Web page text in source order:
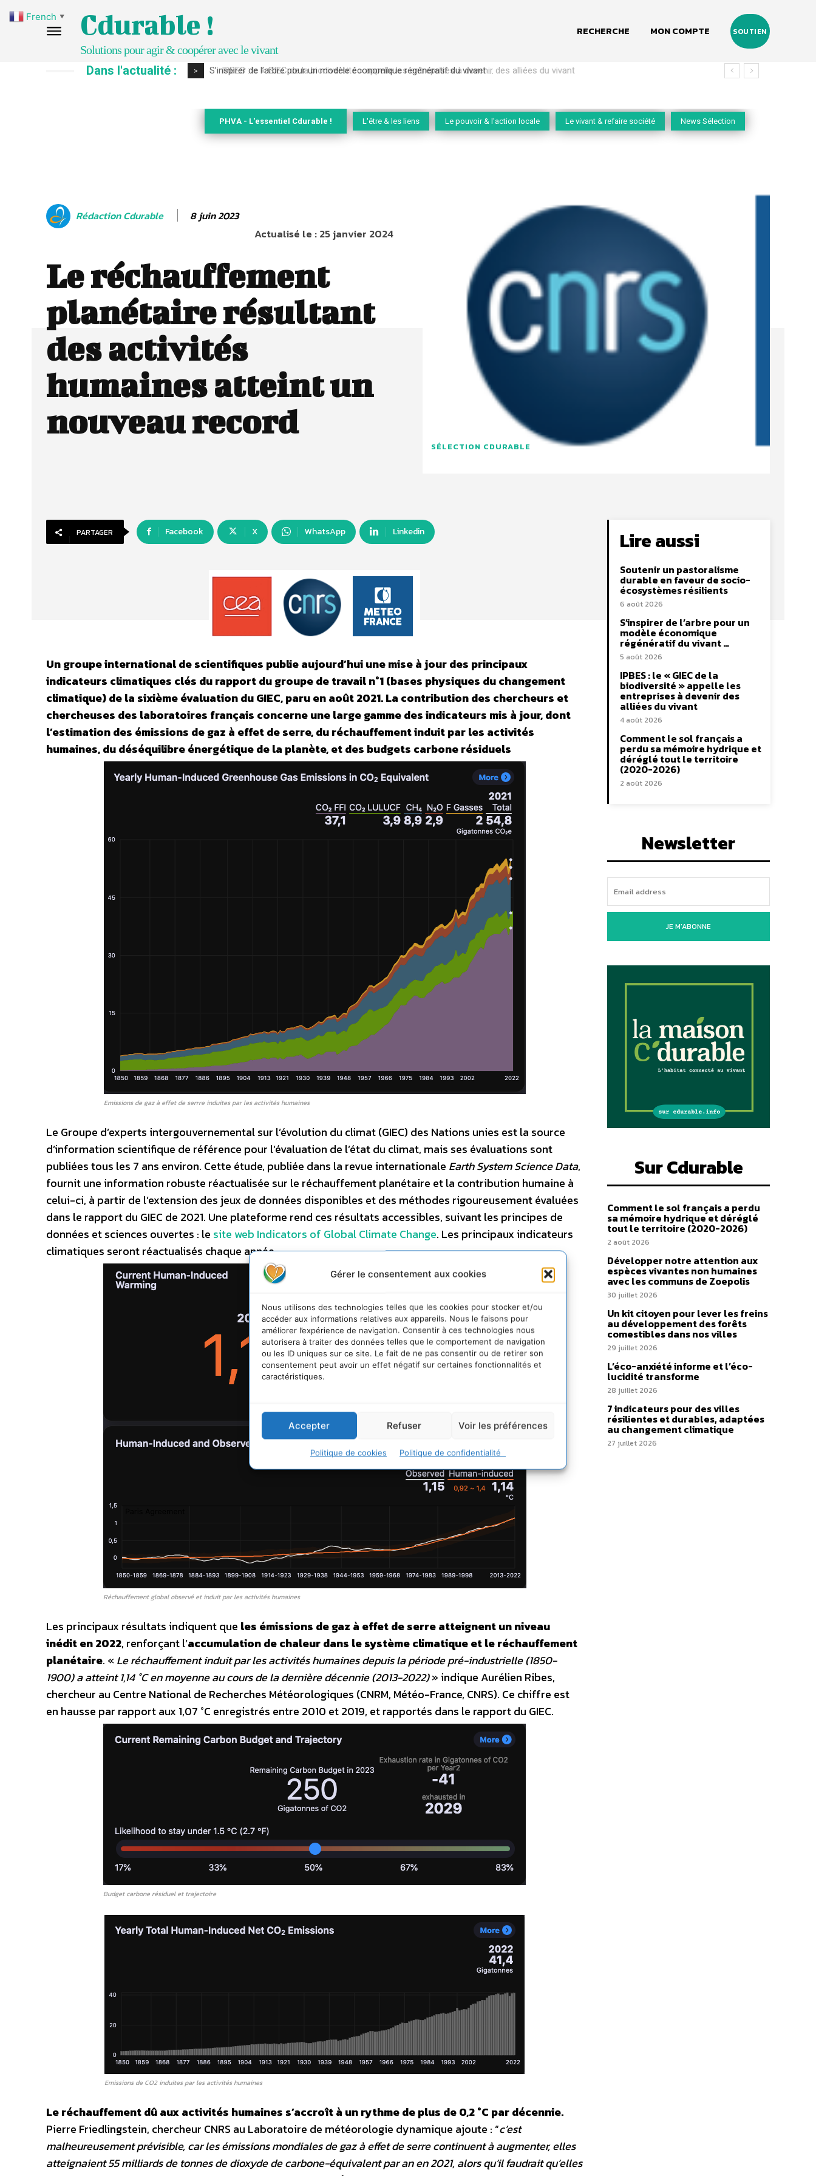
Gérer le consentement aux cookies
Nous utilisons des technologies telles que les cookies pour stocker et/ou
accéder aux informations relatives aux appareils. Nous le faisons pour
améliorer l’expérience de navigation. Consentir à ces technologies nous
autorisera à traiter des données telles que le comportement de navigation
ou les ID uniques sur ce site. Le fait de ne pas consentir ou de retirer son
consentement peut avoir un effet négatif sur certaines fonctionnalités et
caractéristiques.
Accepter Refuser Voir les préférences
Politique de cookies Politique de confidentialité
Cdurable !
Solutions pour agir & coopérer avec le vivant
RECHERCHE MON COMPTE SOUTIEN
Dans l'actualité : > IPBES : le « GIEC de la biodiversité » appelle les entreprises à devenir des alliées du vivant
PHVA - L'essentiel Cdurable ! L'être & les liens Le pouvoir & l'action locale Le vivant & refaire société News Sélection
Rédaction Cdurable 8 juin 2023
Actualisé le :25 janvier 2024
Le réchauffement
planétaire résultant
des activités
humaines atteint un
nouveau record
SÉLECTION CDURABLE
PARTAGER Facebook X WhatsApp Linkedin
Un groupe international de scientifiques publie aujourd’hui une mise à jour des principaux
indicateurs climatiques clés du rapport du groupe de travail n°1 (bases physiques du changement
climatique) de la sixième évaluation du GIEC, paru en août 2021. La contribution des chercheurs et
chercheuses des laboratoires français concerne une large gamme des indicateurs mis à jour, dont
l’estimation des émissions de gaz à effet de serre, du réchauffement induit par les activités
humaines, du déséquilibre énergétique de la planète, et des budgets carbone résiduels
Emissions de gaz à effet de serrre induites par les activités humaines
Le Groupe d’experts intergouvernemental sur l’évolution du climat (GIEC) des Nations unies est la source
d’information scientifique de référence pour l’évaluation de l’état du climat, mais ses évaluations sont
publiées tous les 7 ans environ. Cette étude, publiée dans la revue internationale Earth System Science Data,
fournit une information robuste réactualisée sur le réchauffement planétaire et la contribution humaine à
celui-ci, à partir de l’extension des jeux de données disponibles et des méthodes rigoureusement évaluées
dans le rapport du GIEC de 2021. Une plateforme rend ces résultats accessibles, suivant les principes de
données et sciences ouvertes : le site web Indicators of Global Climate Change. Les principaux indicateurs
climatiques seront réactualisés chaque année.
Réchauffement global observé et induit par les activités humaines
Les principaux résultats indiquent que les émissions de gaz à effet de serre atteignent un niveau
inédit en 2022, renforçant l’accumulation de chaleur dans le système climatique et le réchauffement
planétaire. «Le réchauffement induit par les activités humaines depuis la période pré-industrielle (1850-
1900) a atteint 1,14 °C en moyenne au cours de la dernière décennie (2013-2022)» indique Aurélien Ribes,
chercheur au Centre National de Recherches Météorologiques (CNRM, Météo-France, CNRS). Ce chiffre est
en hausse par rapport aux 1,07 °C enregistrés entre 2010 et 2019, et rapportés dans le rapport du GIEC.
Budget carbone résiduel et trajectoire
Emissions de CO2 induites par les activités humaines
Le réchauffement dû aux activités humaines s’accroît à un rythme de plus de 0,2 °C par décennie.
Pierre Friedlingstein, chercheur CNRS au Laboratoire de météorologie dynamique ajoute : “c’est
malheureusement prévisible, car les émissions mondiales de gaz à effet de serre continuent à augmenter, elles
atteignaient 55 milliards de tonnes de dioxyde de carbone-équivalent par an en 2021, alors qu’il faudrait qu’elles
Lire aussi
Soutenir un pastoralisme
durable en faveur de socio-
écosystèmes résilients
6 août 2026
S’inspirer de l’arbre pour un
modèle économique
régénératif du vivant …
5 août 2026
IPBES : le « GIEC de la
biodiversité » appelle les
entreprises à devenir des
alliées du vivant
4 août 2026
Comment le sol français a
perdu sa mémoire hydrique et
déréglé tout le territoire
(2020-2026)
2 août 2026
Newsletter
JE M'ABONNE
Sur Cdurable
Comment le sol français a perdu
sa mémoire hydrique et déréglé
tout le territoire (2020-2026)
2 août 2026
Développer notre attention aux
espèces vivantes non humaines
avec les communs de Zoepolis
30 juillet 2026
Un kit citoyen pour lever les freins
au développement des forêts
comestibles dans nos villes
29 juillet 2026
L’éco-anxiété informe et l’éco-
lucidité transforme
28 juillet 2026
7 indicateurs pour des villes
résilientes et durables, adaptées
au changement climatique
27 juillet 2026
French ▼